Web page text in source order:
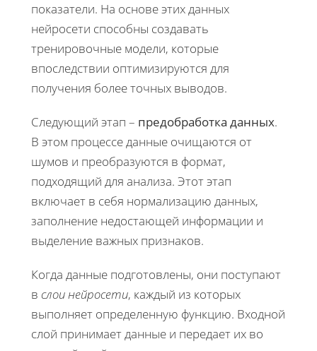
показатели. На основе этих данных
нейросети способны создавать
тренировочные модели, которые
впоследствии оптимизируются для
получения более точных выводов.
Следующий этап – предобработка данных.
В этом процессе данные очищаются от
шумов и преобразуются в формат,
подходящий для анализа. Этот этап
включает в себя нормализацию данных,
заполнение недостающей информации и
выделение важных признаков.
Когда данные подготовлены, они поступают
в слои нейросети, каждый из которых
выполняет определенную функцию. Входной
слой принимает данные и передает их во